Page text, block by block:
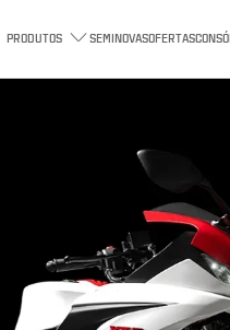
PRODUTOS SEMINOVASOFERTAS